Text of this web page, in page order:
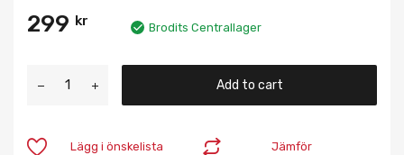
299 kr Brodits Centrallager
Add to cart
Jämför
Lägg i önskelista